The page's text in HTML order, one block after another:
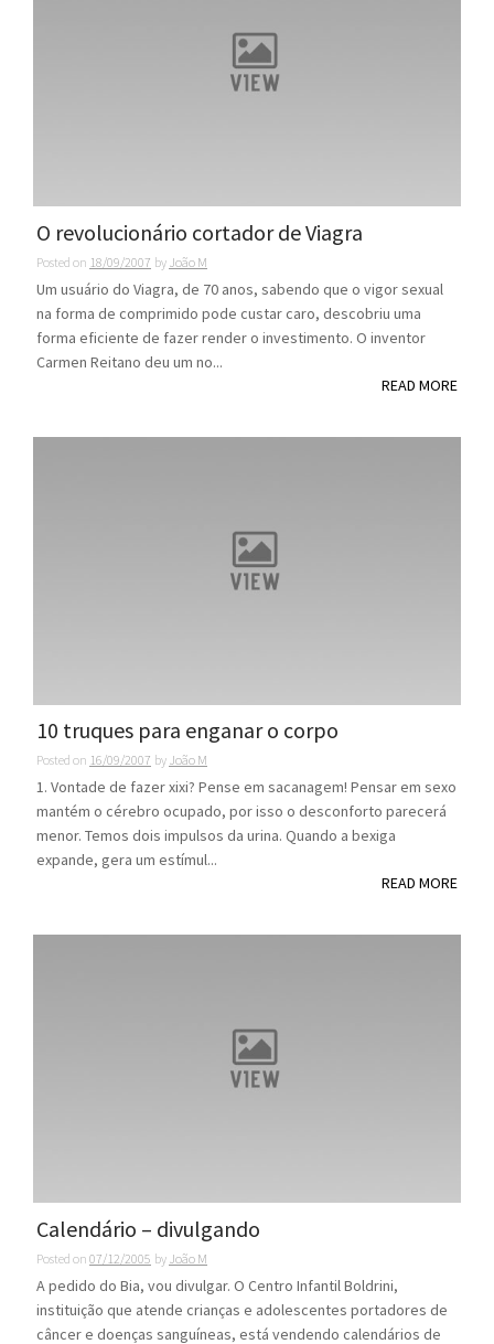
O revolucionário cortador de Viagra
Posted on 18/09/2007 by João M
Um usuário do Viagra, de 70 anos, sabendo que o vigor sexual
na forma de comprimido pode custar caro, descobriu uma
forma eficiente de fazer render o investimento. O inventor
Carmen Reitano deu um no...
READ MORE
10 truques para enganar o corpo
Posted on 16/09/2007 by João M
1. Vontade de fazer xixi? Pense em sacanagem! Pensar em sexo
mantém o cérebro ocupado, por isso o desconforto parecerá
menor. Temos dois impulsos da urina. Quando a bexiga
expande, gera um estímul...
READ MORE
Calendário – divulgando
Posted on 07/12/2005 by João M
A pedido do Bia, vou divulgar. O Centro Infantil Boldrini,
instituição que atende crianças e adolescentes portadores de
câncer e doenças sanguíneas, está vendendo calendários de